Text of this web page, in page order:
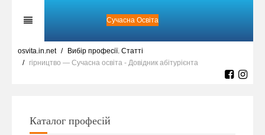
Сучасна Освіта
osvita.in.net
Вибір професії. Статті
гірництво — Сучасна освіта - Довідник абітурієнта
Каталог професій